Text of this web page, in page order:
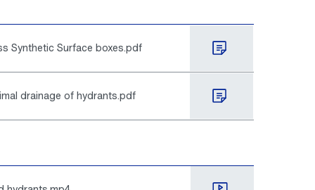
Synthetic Surface boxes.pdf
drainage of hydrants.pdf